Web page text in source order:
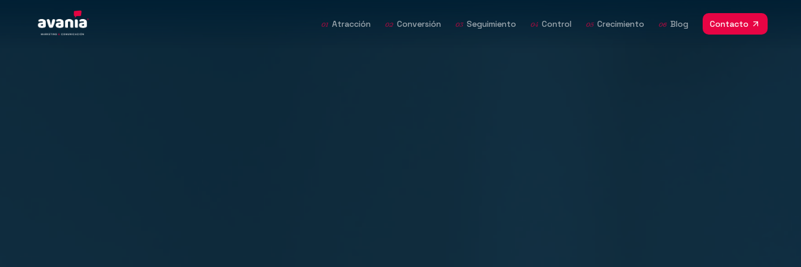
01 Atracción 02 Conversión 03 Seguimiento 04 Control 05 Crecimiento 06 Blog Contacto